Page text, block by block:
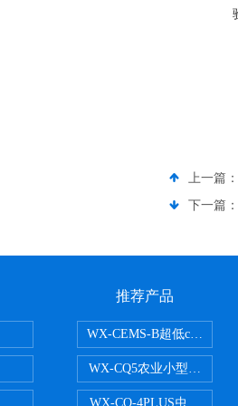
上一篇：
下一篇：
推荐产品
WX-CEMS-B超低cems烟气
WX-CQ5农业小型气象站
WX-CQ-4PLUS虫情测报灯